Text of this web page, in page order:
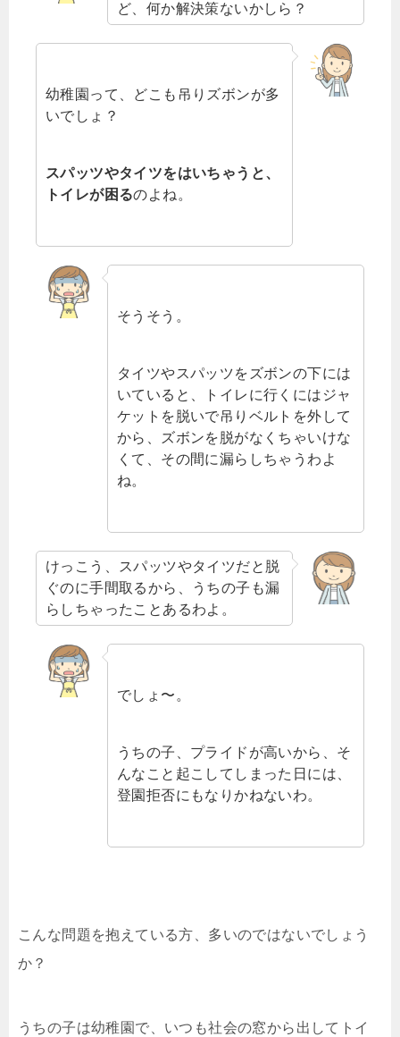
ど、何か解決策ないかしら？
幼稚園って、どこも吊りズボンが多
いでしょ？
スパッツやタイツをはいちゃうと、
トイレが困るのよね。
そうそう。
タイツやスパッツをズボンの下には
いていると、トイレに行くにはジャ
ケットを脱いで吊りベルトを外して
から、ズボンを脱がなくちゃいけな
くて、その間に漏らしちゃうわよ
ね。
けっこう、スパッツやタイツだと脱
ぐのに手間取るから、うちの子も漏
らしちゃったことあるわよ。
でしょ〜。
うちの子、プライドが高いから、そ
んなこと起こしてしまった日には、
登園拒否にもなりかねないわ。
こんな問題を抱えている方、多いのではないでしょう
か？
うちの子は幼稚園で、いつも社会の窓から出してトイ